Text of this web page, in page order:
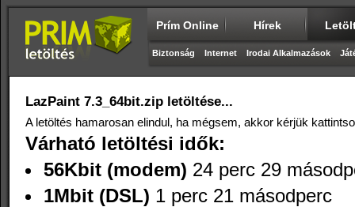
Prím Online Hírek
Biztonság Internet Irodai Alkalmazások
LazPaint 7.3_64bit.zip letöltése...
A letöltés hamarosan elindul, ha mégsem, akkor kérjük
Várható letöltési idők:
56Kbit (modem) 24 perc 29
1Mbit (DSL) 1 perc 21 másodperc